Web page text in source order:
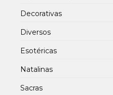
Decorativas
Diversos
Esotéricas
Natalinas
Sacras